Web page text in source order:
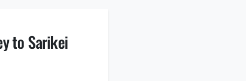
to Sarikei